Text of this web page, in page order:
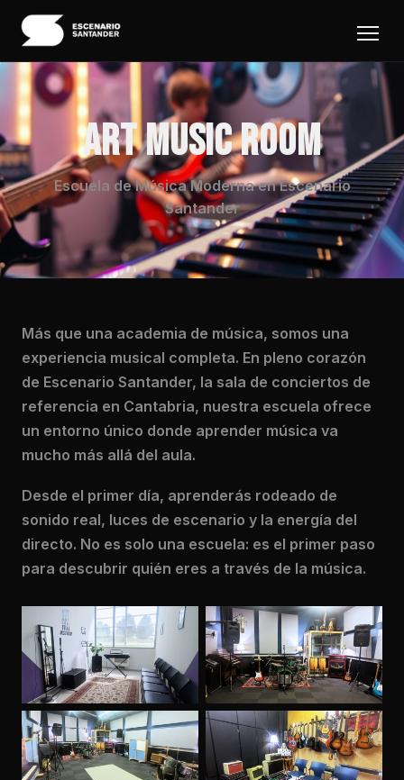
ART MUSIC ROOM
Escuela de Música Moderna en Escenario
Santander
Más que una academia de música, somos una
experiencia musical completa. En pleno corazón
de Escenario Santander, la sala de conciertos de
referencia en Cantabria, nuestra escuela ofrece
un entorno único donde aprender música va
mucho más allá del aula.
Desde el primer día, aprenderás rodeado de
sonido real, luces de escenario y la energía del
directo. No es solo una escuela: es el primer paso
para descubrir quién eres a través de la música.